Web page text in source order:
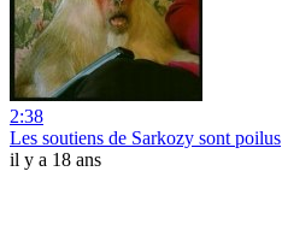
2:38
Les soutiens de Sarkozy sont poilus
il y a 18 ans